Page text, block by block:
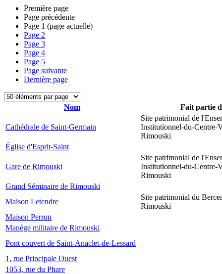
Première page
Page précédente
Page 1 (page actuelle)
Page 2
Page 3
Page 4
Page 5
Page suivante
Dernière page
Nom Fait partie
Cathédrale de Saint-Germain
Site patrimonial de
Institutionnel-du-Centre-
Rimouski
Église d'Esprit-Saint
Gare de Rimouski
Site patrimonial de
Institutionnel-du-Centre-
Rimouski
Grand Séminaire de Rimouski
Maison Letendre
Site patrimonial du
Rimouski
Maison Perron
Manège militaire de Rimouski
Pont couvert de Saint-Anaclet-de-Lessard
1, rue Principale Ouest
1053, rue du Phare